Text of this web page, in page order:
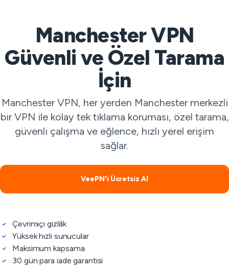
Manchester VPN
Güvenli ve Özel Tarama
İçin
Manchester VPN, her yerden Manchester merkezli
bir VPN ile kolay tek tıklama koruması, özel tarama,
güvenli çalışma ve eğlence, hızlı yerel erişim
sağlar.
VeePN'i Ücretsiz Al
Çevrimiçi gizlilik
Yüksek hızlı sunucular
Maksimum kapsama
30 gün para iade garantisi